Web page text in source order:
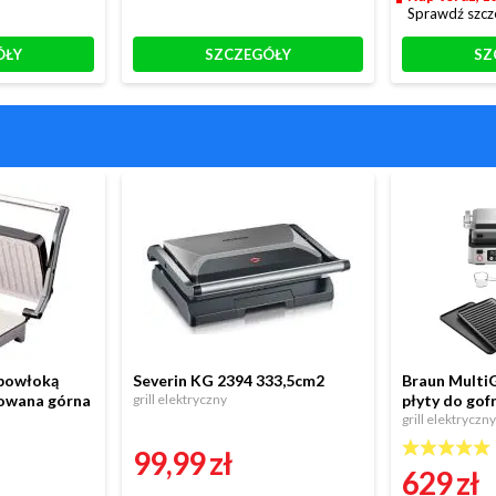
SZCZEGÓŁY
Sprawdź
górna
Severin KG 2394 333,5cm2
grill elektryczny
99,99 zł
Braun
płyty do
grill elektryczny
629 zł